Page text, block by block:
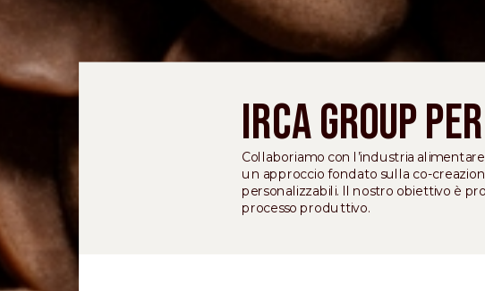
IRCA Group
Collaboriamo con l’industria
un approccio fondato sulla co-
personalizzabili. Il nostro obiettivo è
processo produttivo.